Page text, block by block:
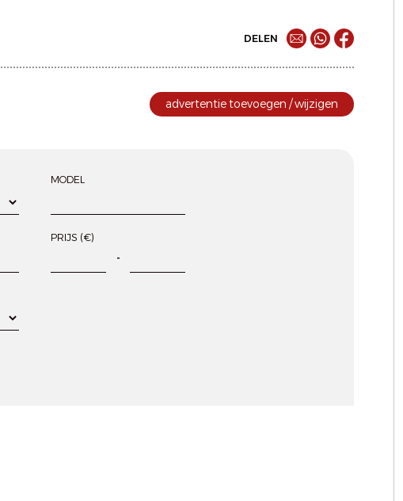
DELEN
advertentie toevoegen / wijzigen
MODEL
PRIJS (€)
-